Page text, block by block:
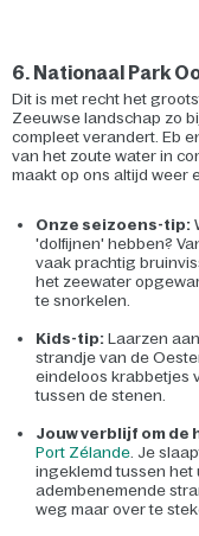
6. Nationaal Park
Dit is met recht het
Zeeuwse landschap zo
compleet verandert. Eb
van het zoute water in
maakt op ons altijd weer
Onze seizoens-tip:
'dolfijnen' hebben?
vaak prachtig
het zeewater
te snorkelen.
Kids-tip: Laarzen
strandje van de
eindeloos krabbetjes
tussen de stenen.
Jouw verblijf om de
Port Zélande. Je
ingeklemd tussen
adembenemende
weg maar over te